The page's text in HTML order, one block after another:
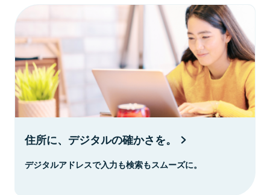
住所に、デジタルの確かさを。
デジタルアドレスで入力も検索もスムーズに。